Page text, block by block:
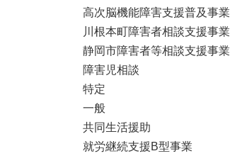
高次脳機能障害支援普及事業
川根本町障害者相談支援事業
静岡市障害者等相談支援事業
障害児相談
特定
一般
共同生活援助
就労継続支援B型事業